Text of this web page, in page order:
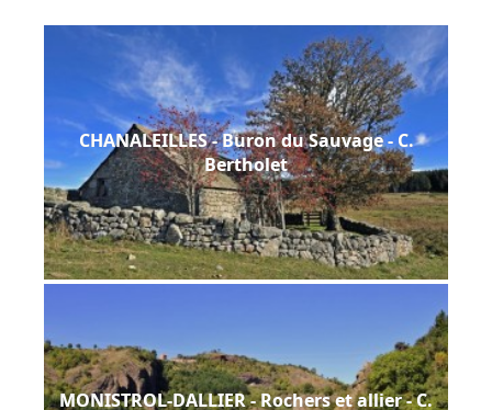
CHANALEILLES - Buron du Sauvage - C.
Bertholet
MONISTROL-DALLIER - Rochers et allier - C.